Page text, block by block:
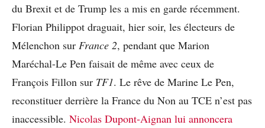
du Brexit et de Trump les a mis en garde récemment.
Florian Philippot draguait, hier soir, les électeurs de
Mélenchon sur France 2, pendant que Marion
Maréchal-Le Pen faisait de même avec ceux de
François Fillon sur TF1. Le rêve de Marine Le Pen,
reconstituer derrière la France du Non au TCE n’est pas
inaccessible. Nicolas Dupont-Aignan lui annoncera